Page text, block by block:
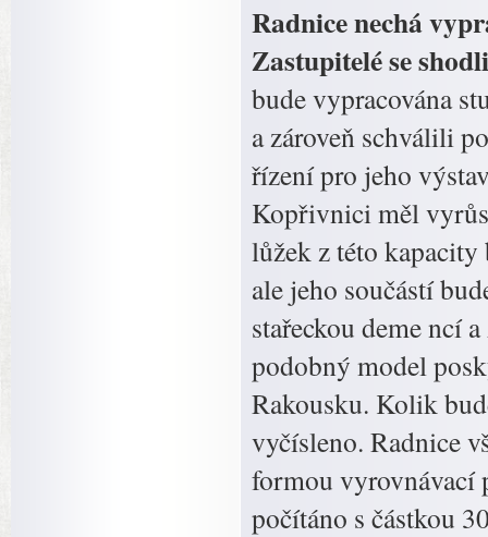
Radnice nechá
Zastupitelé se
bude vypracována
a zároveň schválili
řízení pro jeho
Kopřivnici měl
lůžek z této
ale jeho součástí
stařeckou deme ncí
podobný model
Rakousku. Kolik
vyčísleno. Radnice
formou vyrovnávací
počítáno s částkou